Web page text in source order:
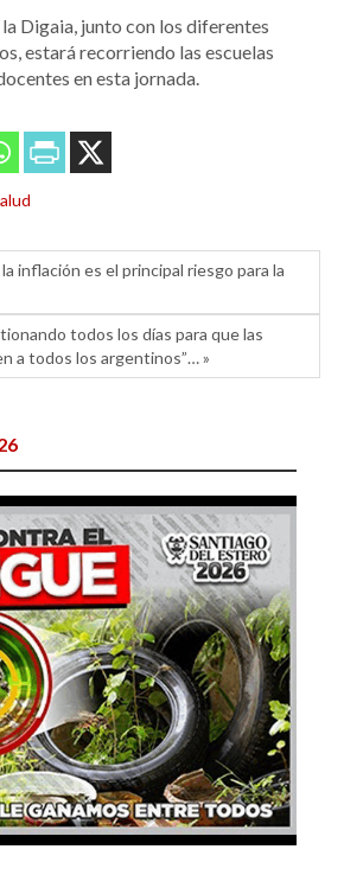
Digaia, junto con los diferentes
estará recorriendo las escuelas
en esta jornada.
inflación es el principal riesgo para la
todos los días para que las
a todos los argentinos”… »